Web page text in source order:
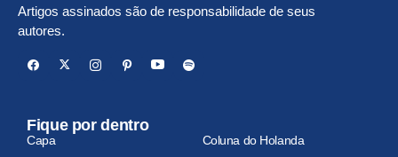
Artigos assinados são de responsabilidade de seus
autores.
Fique por dentro
Capa
Coluna do Holanda